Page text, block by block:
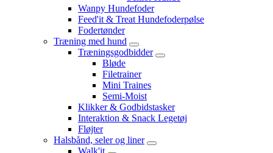
Wanpy Hundefoder
Feed'it & Treat Hundefoderpølse
Fodertønder
Træning med hund
Træningsgodbidder
Bløde
Filetrainer
Mini Traines
Semi-Moist
Klikker & Godbidstasker
Interaktion & Snack Legetøj
Fløjter
Halsbånd, seler og liner
Walk'it